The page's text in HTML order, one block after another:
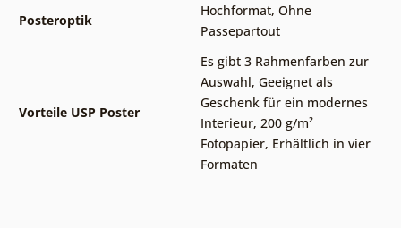
Posteroptik
Hochformat, Ohne
Passepartout
Vorteile USP Poster
Es gibt 3 Rahmenfarben zur
Auswahl, Geeignet als
Geschenk für ein modernes
Interieur, 200 g/m²
Fotopapier, Erhältlich in vier
Formaten